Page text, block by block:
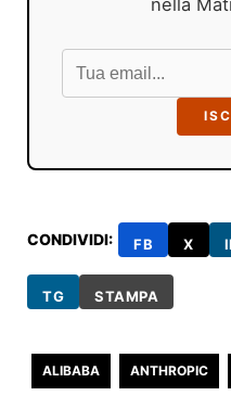
nella
CONDIVIDI: FB X
TG STAMPA
ALIBABA ANTHROPIC